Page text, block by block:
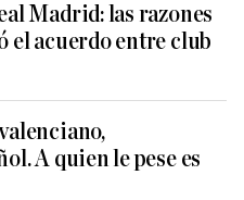
Madrid: las razones
el acuerdo entre club
A quien le pese es